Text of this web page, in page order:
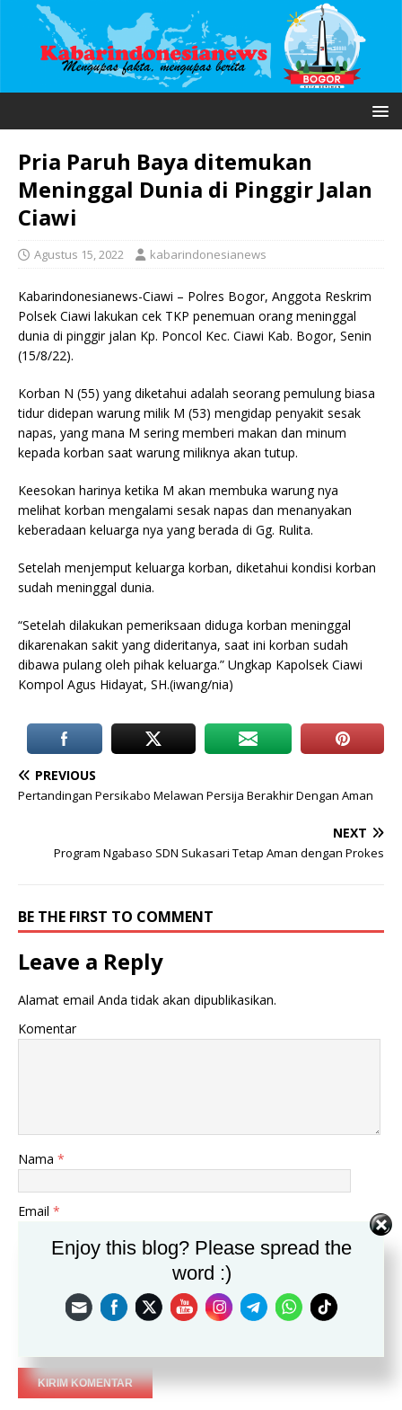
Pria Paruh Baya ditemukan
Meninggal Dunia di Pinggir Jalan
Ciawi
Agustus 15, 2022 kabarindonesianews
Kabarindonesianews-Ciawi – Polres Bogor, Anggota Reskrim
Polsek Ciawi lakukan cek TKP penemuan orang meninggal
dunia di pinggir jalan Kp. Poncol Kec. Ciawi Kab. Bogor, Senin
(15/8/22).
Korban N (55) yang diketahui adalah seorang pemulung biasa
tidur didepan warung milik M (53) mengidap penyakit sesak
napas, yang mana M sering memberi makan dan minum
kepada korban saat warung miliknya akan tutup.
Keesokan harinya ketika M akan membuka warung nya
melihat korban mengalami sesak napas dan menanyakan
keberadaan keluarga nya yang berada di Gg. Rulita.
Setelah menjemput keluarga korban, diketahui kondisi korban
sudah meninggal dunia.
“Setelah dilakukan pemeriksaan diduga korban meninggal
dikarenakan sakit yang dideritanya, saat ini korban sudah
dibawa pulang oleh pihak keluarga.” Ungkap Kapolsek Ciawi
Kompol Agus Hidayat, SH.(iwang/nia)
PREVIOUS
Pertandingan Persikabo Melawan Persija Berakhir Dengan Aman
NEXT
Program Ngabaso SDN Sukasari Tetap Aman dengan Prokes
BE THE FIRST TO COMMENT
Leave a Reply
Alamat email Anda tidak akan dipublikasikan.
Komentar
Nama *
Email *
Save my name, email, and website in this browser for the
Enjoy this blog? Please spread the
word :)